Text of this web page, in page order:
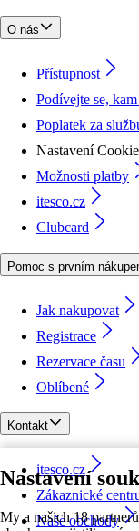
Nastavení
My a našich 18
O nás
Přístupnost
Podívejte se,
Poplatek za
Nastavení
Možnosti platby
itesco.cz
Clubcard
Pomoc s prvním
Jak nakupovat
Registrace
Rezervace času
Oblíbené
Kontakt
itesco.cz
Zákaznické
Naše obchody